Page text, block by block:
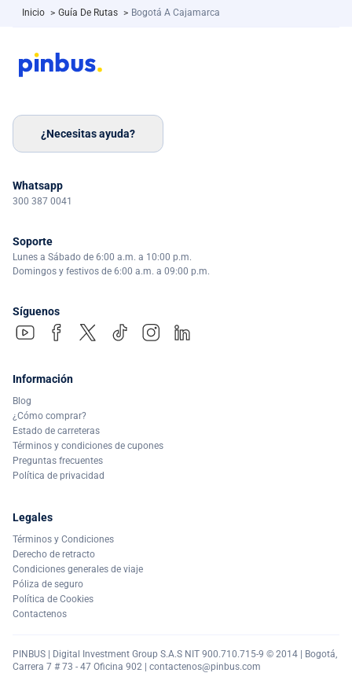
Inicio > Guía De Rutas > Bogotá A Cajamarca
¿Necesitas ayuda?
Whatsapp
300 387 0041
Soporte
Lunes a Sábado de 6:00 a.m. a 10:00 p.m.
Domingos y festivos de 6:00 a.m. a 09:00 p.m.
Síguenos
Información
Blog
¿Cómo comprar?
Estado de carreteras
Términos y condiciones de cupones
Preguntas frecuentes
Política de privacidad
Legales
Términos y Condiciones
Derecho de retracto
Condiciones generales de viaje
Póliza de seguro
Política de Cookies
Contactenos
PINBUS | Digital Investment Group S.A.S NIT 900.710.715-9 © 2014 | Bogotá,
Carrera 7 # 73 - 47 Oficina 902 | contactenos@pinbus.com